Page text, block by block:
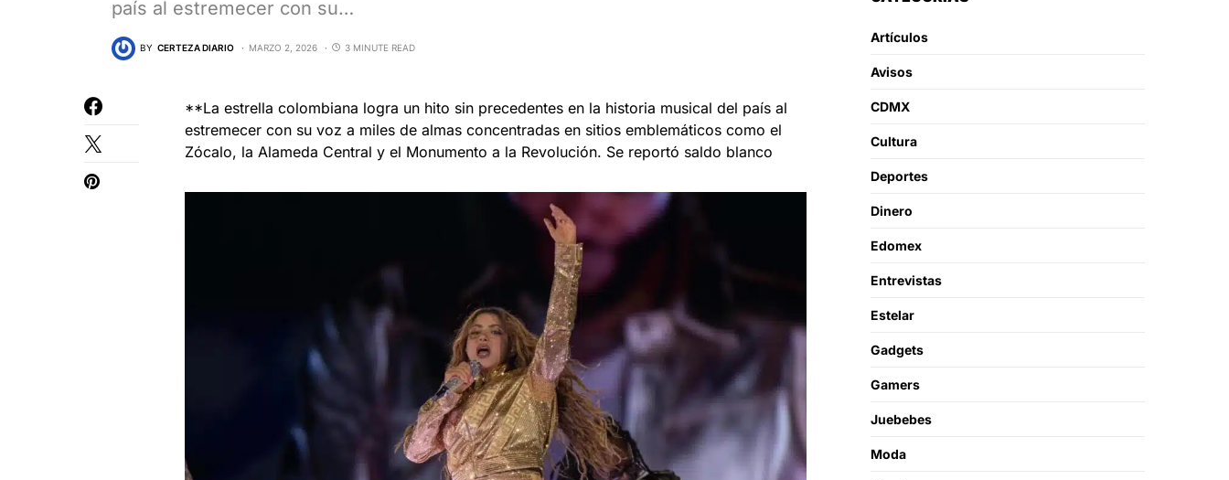
país al estremecer con su…
BY CERTEZA DIARIO MARZO 2, 2026 3 MINUTE READ
**La estrella colombiana logra un hito sin precedentes en la historia musical del país al
estremecer con su voz a miles de almas concentradas en sitios emblemáticos como el
Zócalo, la Alameda Central y el Monumento a la Revolución. Se reportó saldo blanco
Artículos
Avisos
CDMX
Cultura
Deportes
Dinero
Edomex
Entrevistas
Estelar
Gadgets
Gamers
Juebebes
Moda